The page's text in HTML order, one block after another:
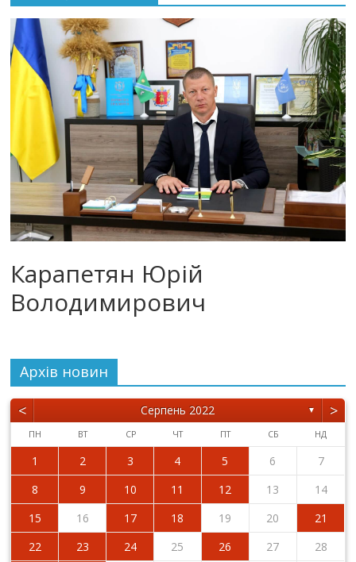
Карапетян Юрій
Володимирович
Архiв новин
< Серпень 2022 ▼ >
ПН ВТ СР ЧТ ПТ СБ НД
1 2 3 4 5 6
7
8
9 10 11 12 13
14
15
16 17 18 19 20
21
22
23 24 25 26 27
28